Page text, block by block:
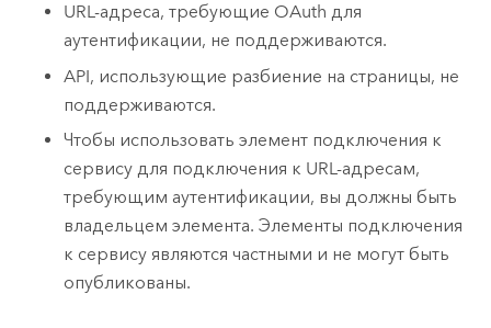
URL-адреса, требующие OAuth для
аутентификации, не поддерживаются.
API, использующие разбиение на страницы, не
поддерживаются.
Чтобы использовать элемент подключения к
сервису для подключения к URL-адресам,
требующим аутентификации, вы должны быть
владельцем элемента. Элементы подключения
к сервису являются частными и не могут быть
опубликованы.